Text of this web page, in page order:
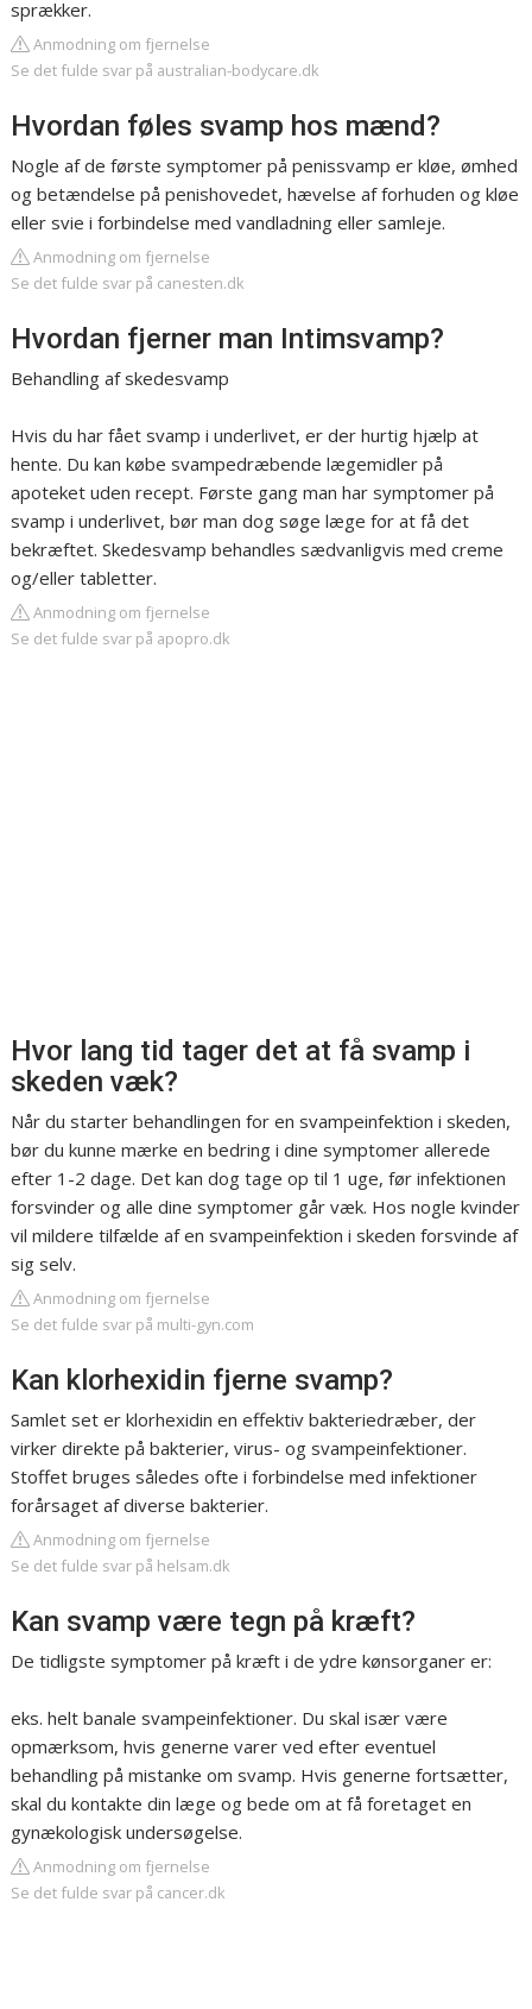
sprækker.
Anmodning om fjernelse
Se det fulde svar på australian-bodycare.dk
Hvordan føles svamp hos mænd?
Nogle af de første symptomer på penissvamp er kløe, ømhed
og betændelse på penishovedet, hævelse af forhuden og kløe
eller svie i forbindelse med vandladning eller samleje.
Anmodning om fjernelse
Se det fulde svar på canesten.dk
Hvordan fjerner man Intimsvamp?
Behandling af skedesvamp
Hvis du har fået svamp i underlivet, er der hurtig hjælp at
hente. Du kan købe svampedræbende lægemidler på
apoteket uden recept. Første gang man har symptomer på
svamp i underlivet, bør man dog søge læge for at få det
bekræftet. Skedesvamp behandles sædvanligvis med creme
og/eller tabletter.
Anmodning om fjernelse
Se det fulde svar på apopro.dk
Hvor lang tid tager det at få svamp i
skeden væk?
Når du starter behandlingen for en svampeinfektion i skeden,
bør du kunne mærke en bedring i dine symptomer allerede
efter 1-2 dage. Det kan dog tage op til 1 uge, før infektionen
forsvinder og alle dine symptomer går væk. Hos nogle kvinder
vil mildere tilfælde af en svampeinfektion i skeden forsvinde af
sig selv.
Anmodning om fjernelse
Se det fulde svar på multi-gyn.com
Kan klorhexidin fjerne svamp?
Samlet set er klorhexidin en effektiv bakteriedræber, der
virker direkte på bakterier, virus- og svampeinfektioner.
Stoffet bruges således ofte i forbindelse med infektioner
forårsaget af diverse bakterier.
Anmodning om fjernelse
Se det fulde svar på helsam.dk
Kan svamp være tegn på kræft?
De tidligste symptomer på kræft i de ydre kønsorganer er:
eks. helt banale svampeinfektioner. Du skal især være
opmærksom, hvis generne varer ved efter eventuel
behandling på mistanke om svamp. Hvis generne fortsætter,
skal du kontakte din læge og bede om at få foretaget en
gynækologisk undersøgelse.
Anmodning om fjernelse
Se det fulde svar på cancer.dk